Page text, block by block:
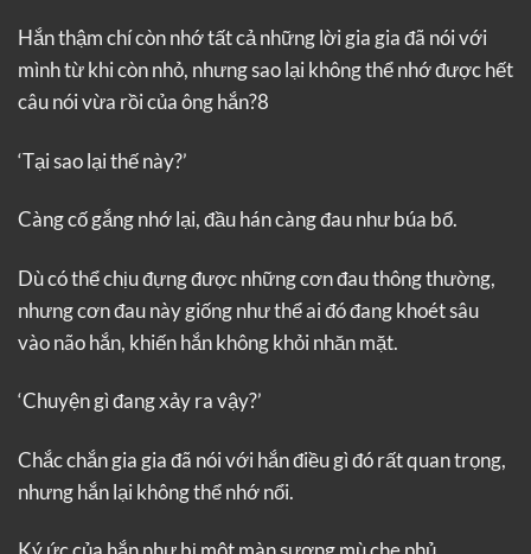
Hắn thậm chí còn nhớ tất cả những lời gia gia đã nói với
mình từ khi còn nhỏ, nhưng sao lại không thể nhớ được hết
câu nói vừa rồi của ông hắn?8
‘Tại sao lại thế này?’
Càng cố gắng nhớ lại, đầu hán càng đau như búa bổ.
Dù có thể chịu đựng được những cơn đau thông thường,
nhưng cơn đau này giống như thể ai đó đang khoét sâu
vào não hắn, khiến hắn không khỏi nhăn mặt.
‘Chuyện gì đang xảy ra vậy?’
Chắc chắn gia gia đã nói với hắn điều gì đó rất quan trọng,
nhưng hắn lại không thể nhớ nổi.